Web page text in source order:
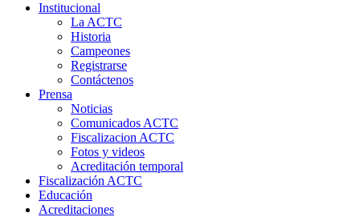
Institucional
La ACTC
Historia
Campeones
Registrarse
Contáctenos
Prensa
Noticias
Comunicados ACTC
Fiscalizacion ACTC
Fotos y videos
Acreditación temporal
Fiscalización ACTC
Educación
Acreditaciones